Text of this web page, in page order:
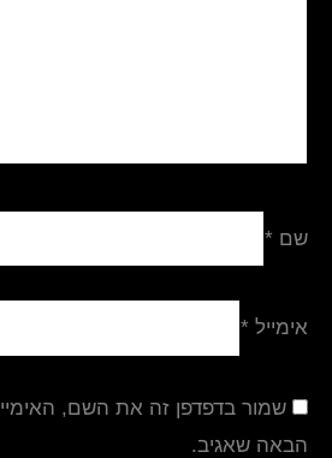
שם *
אימייל *
שמור בדפדפן זה את השם,
הבאה שאגיב.